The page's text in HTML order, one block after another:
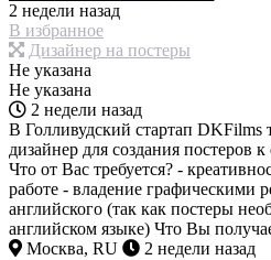
2 недели назад
В избранное
Дизайнер на постеры
Не указана
Не указана
2 недели назад
В Голливудский стартап DKFilms
дизайнер для создания постеров
Что от Вас требуется? -
работе - владение графическими
английского (так как постеры
английском языке) Что Вы
Москва, RU
2 недели назад